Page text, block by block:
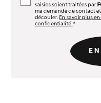
saisies soient traitées par
ma demande de contact
découler. En savoir plus
confidentialité.*